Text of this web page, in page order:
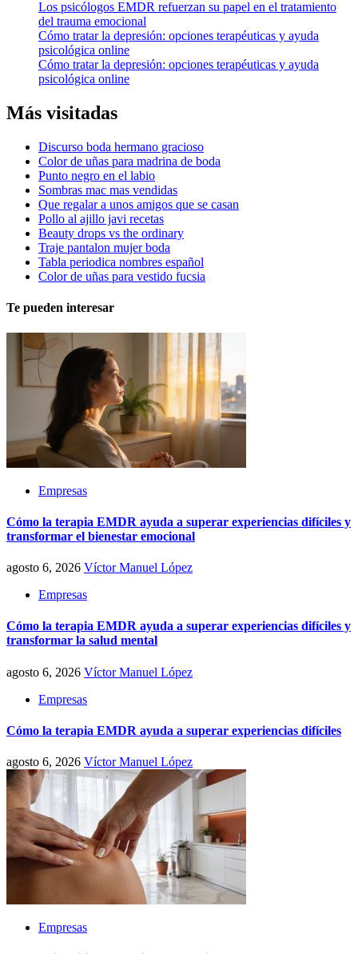
Los psicólogos EMDR refuerzan su papel en el tratamiento
del trauma emocional
Cómo tratar la depresión: opciones terapéuticas y ayuda
psicológica online
Cómo tratar la depresión: opciones terapéuticas y ayuda
psicológica online
Más visitadas
Discurso boda hermano gracioso
Color de uñas para madrina de boda
Punto negro en el labio
Sombras mac mas vendidas
Que regalar a unos amigos que se casan
Pollo al ajillo javi recetas
Beauty drops vs the ordinary
Traje pantalon mujer boda
Tabla periodica nombres español
Color de uñas para vestido fucsia
Te pueden interesar
Empresas
Cómo la terapia EMDR ayuda a superar experiencias difíciles y
transformar el bienestar emocional
agosto 6, 2026 Víctor Manuel López
Empresas
Cómo la terapia EMDR ayuda a superar experiencias difíciles y
transformar la salud mental
agosto 6, 2026 Víctor Manuel López
Empresas
Cómo la terapia EMDR ayuda a superar experiencias difíciles
agosto 6, 2026 Víctor Manuel López
Empresas